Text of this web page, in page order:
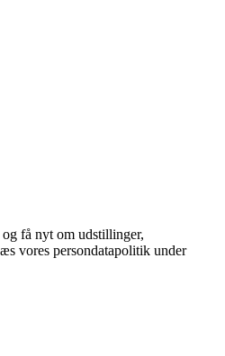
få nyt om udstillinger,
vores persondatapolitik under